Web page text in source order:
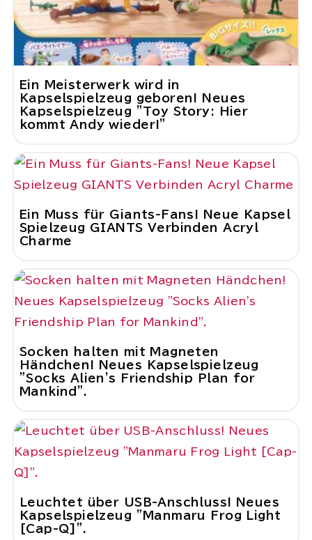
Ein Meisterwerk wird in
Kapselspielzeug geboren! Neues
Kapselspielzeug "Toy Story: Hier
kommt Andy wieder!"
Ein Muss für Giants-Fans! Neue Kapsel
Spielzeug GIANTS Verbinden Acryl
Charme
Socken halten mit Magneten
Händchen! Neues Kapselspielzeug
"Socks Alien's Friendship Plan for
Mankind".
Leuchtet über USB-Anschluss! Neues
Kapselspielzeug "Manmaru Frog Light
[Cap-Q]".